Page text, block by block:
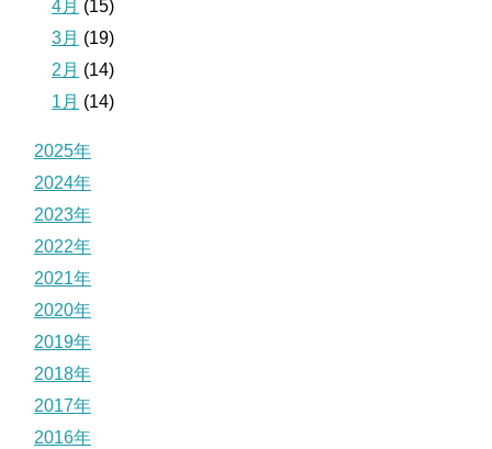
4月 (15)
3月 (19)
2月 (14)
1月 (14)
2025年
2024年
2023年
2022年
2021年
2020年
2019年
2018年
2017年
2016年